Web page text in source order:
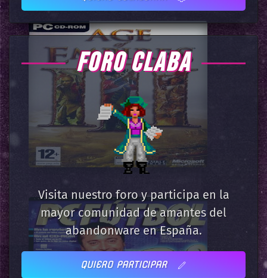
FORO CLABA
Visita nuestro foro y participa en la
mayor comunidad de amantes del
abandonware en España.
QUIERO PARTICIPAR